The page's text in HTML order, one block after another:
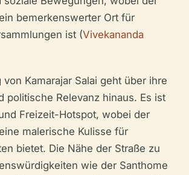
bemerkenswerter Ort für
ist (Vivekananda
von Kamarajar Salai geht über ihre
politische Relevanz hinaus. Es ist
Freizeit-Hotspot, wobei der
malerische Kulisse für
bietet. Die Nähe der Straße zu
wie der Santhome